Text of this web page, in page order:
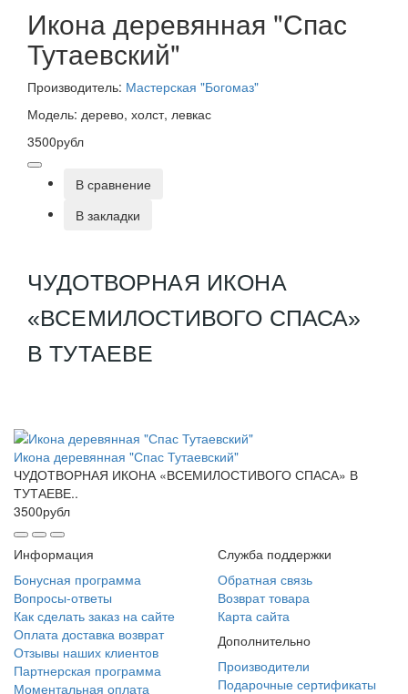
Икона деревянная "Спас
Тутаевский"
Производитель: Мастерская "Богомаз"
Модель: дерево, холст, левкас
3500рубл
В сравнение
В закладки
ЧУДОТВОРНАЯ ИКОНА
«ВСЕМИЛОСТИВОГО СПАСА»
В ТУТАЕВЕ
Икона деревянная "Спас Тутаевский"
ЧУДОТВОРНАЯ ИКОНА «ВСЕМИЛОСТИВОГО СПАСА» В
ТУТАЕВЕ..
3500рубл
Информация
Бонусная программа
Вопросы-ответы
Как сделать заказ на сайте
Оплата доставка возврат
Отзывы наших клиентов
Партнерская программа
Моментальная оплата
Служба поддержки
Обратная связь
Возврат товара
Карта сайта
Дополнительно
Производители
Подарочные сертификаты